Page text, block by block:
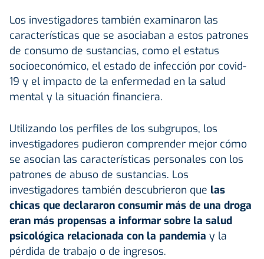
Los investigadores también examinaron las
características que se asociaban a estos patrones
de consumo de sustancias, como el estatus
socioeconómico, el estado de infección por covid-
19 y el impacto de la enfermedad en la salud
mental y la situación financiera.
Utilizando los perfiles de los subgrupos, los
investigadores pudieron comprender mejor cómo
se asocian las características personales con los
patrones de abuso de sustancias. Los
investigadores también descubrieron que las
chicas que declararon consumir más de una droga
eran más propensas a informar sobre la salud
psicológica relacionada con la pandemia y la
pérdida de trabajo o de ingresos.